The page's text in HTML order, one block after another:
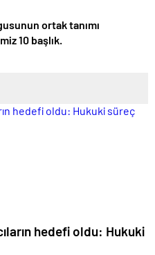
ortak tanımı
10 başlık.
hedefi oldu: Hukuki